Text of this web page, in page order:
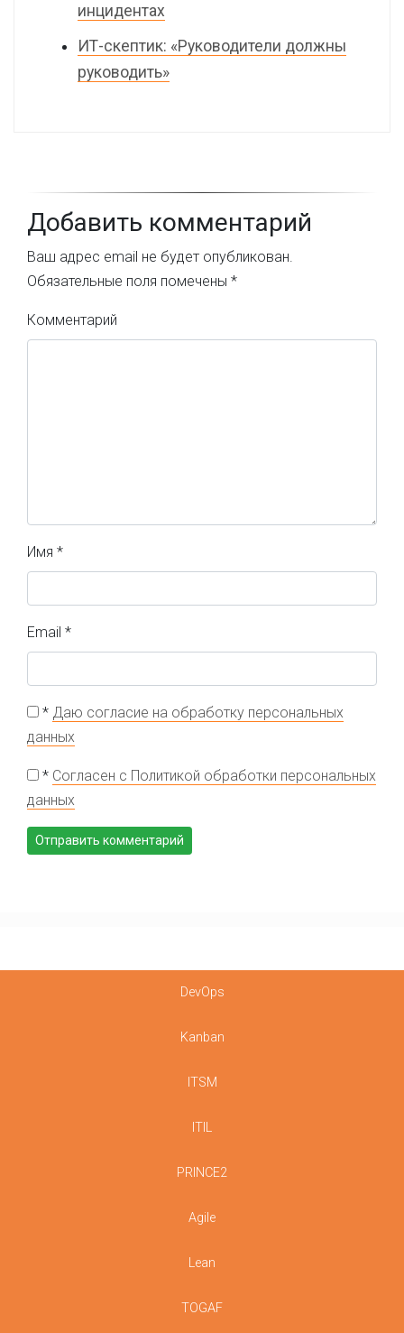
инцидентах
ИТ-скептик: «Руководители должны
руководить»
Добавить комментарий
Ваш адрес email не будет опубликован.
Обязательные поля помечены *
Комментарий
Имя *
Email *
* Даю согласие на обработку персональных
данных
* Согласен с Политикой обработки персональных
данных
DevOps
Kanban
ITSM
ITIL
PRINCE2
Agile
Lean
TOGAF